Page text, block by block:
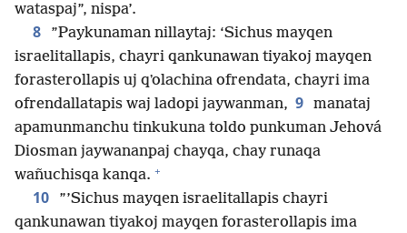
wataspaj”, nispa’.
8
”Paykunaman nillaytaj: ‘Sichus mayqen
israelitallapis, chayri qankunawan tiyakoj mayqen
forasterollapis uj qʼolachina ofrendata, chayri ima
ofrendallatapis waj ladopi jaywanman, 9 manataj
apamunmanchu tinkukuna toldo punkuman Jehová
Diosman jaywananpaj chayqa, chay runaqa
wañuchisqa kanqa. +
10
”’Sichus mayqen israelitallapis chayri
qankunawan tiyakoj mayqen forasterollapis ima